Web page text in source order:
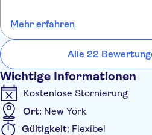
der Freiheitsstatue, wo Sie beim
Island aus weiterhin in Ehrfurcht
Die Großstadttour bietet Ihnen
aufregende Welten und
keinem anderen Aussichtspunkt
Mehr erfahren
Alle 22
Wichtige Informationen
Kostenlose Stornierung
Ort: New York
Gültigkeit: Flexibel